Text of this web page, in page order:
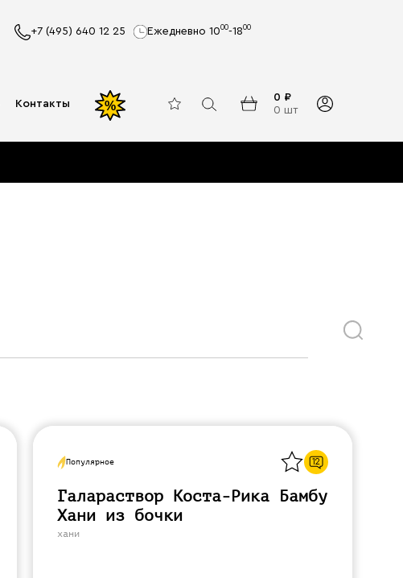
+7 (495) 640 12 25 Ежедневно 1000-1800
Контакты %
0 ₽
0 шт
Популярное 12
Галараствор Коста-Рика Бамбу
Хани из бочки
хани